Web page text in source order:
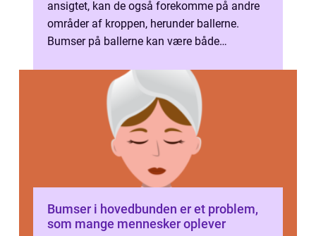
ansigtet, kan de også forekomme på andre
områder af kroppen, herunder ballerne.
Bumser på ballerne kan være både
Bumser i hovedbunden er et problem,
som mange mennesker oplever